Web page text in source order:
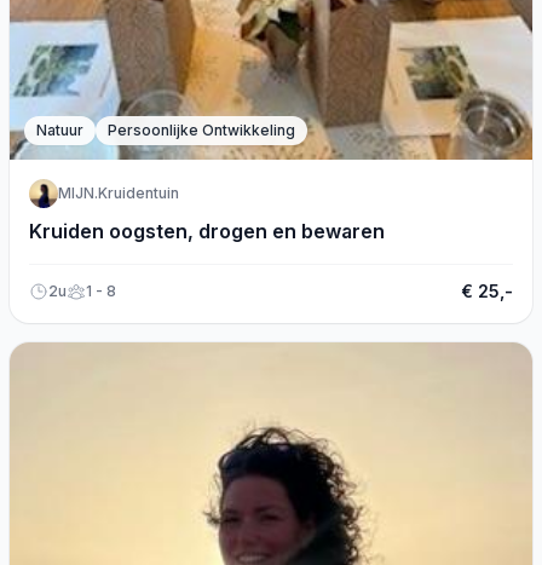
Natuur Persoonlijke Ontwikkeling
MIJN.Kruidentuin
Kruiden oogsten, drogen en bewaren
2u 1 - 8 € 25,-